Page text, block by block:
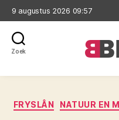
9 augustus 2026 09:57
Zoek
FRYSLÂN NATUUR EN